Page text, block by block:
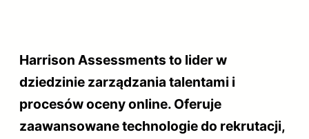
Harrison Assessments to lider w
dziedzinie zarządzania talentami i
procesów oceny online. Oferuje
zaawansowane technologie do rekrutacji,